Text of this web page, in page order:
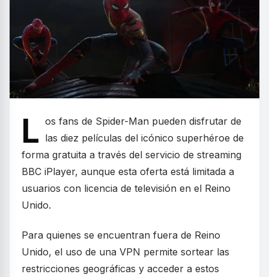
L os fans de Spider-Man pueden disfrutar de
las diez películas del icónico superhéroe de
forma gratuita a través del servicio de streaming
BBC iPlayer, aunque esta oferta está limitada a
usuarios con licencia de televisión en el Reino
Unido.
Para quienes se encuentran fuera de Reino
Unido, el uso de una VPN permite sortear las
restricciones geográficas y acceder a estos